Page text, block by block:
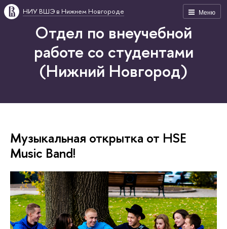
Меню
НИУ ВШЭ в Нижнем Новгороде
Отдел по внеучебной
работе со студентами
(Нижний Новгород)
Музыкальная открытка от HSE
Music Band!